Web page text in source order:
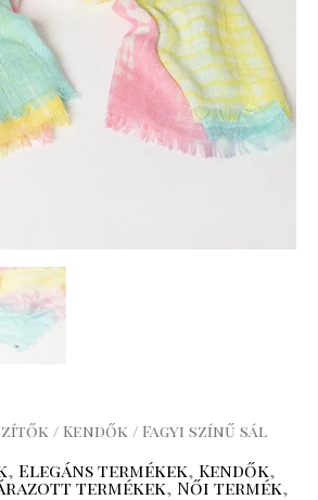
/ Kendők / Fagyi színű sál
, Elegáns termékek, Kendők,
termékek, Női termék,